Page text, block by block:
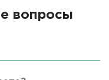
вопросы